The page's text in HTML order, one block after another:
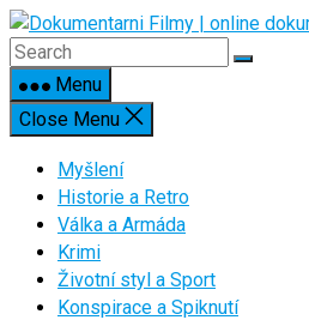
Skip
to
contentMenu
Close Menu
Myšlení
Historie a Retro
Válka a Armáda
Krimi
Životní styl a Sport
Konspirace a Spiknutí